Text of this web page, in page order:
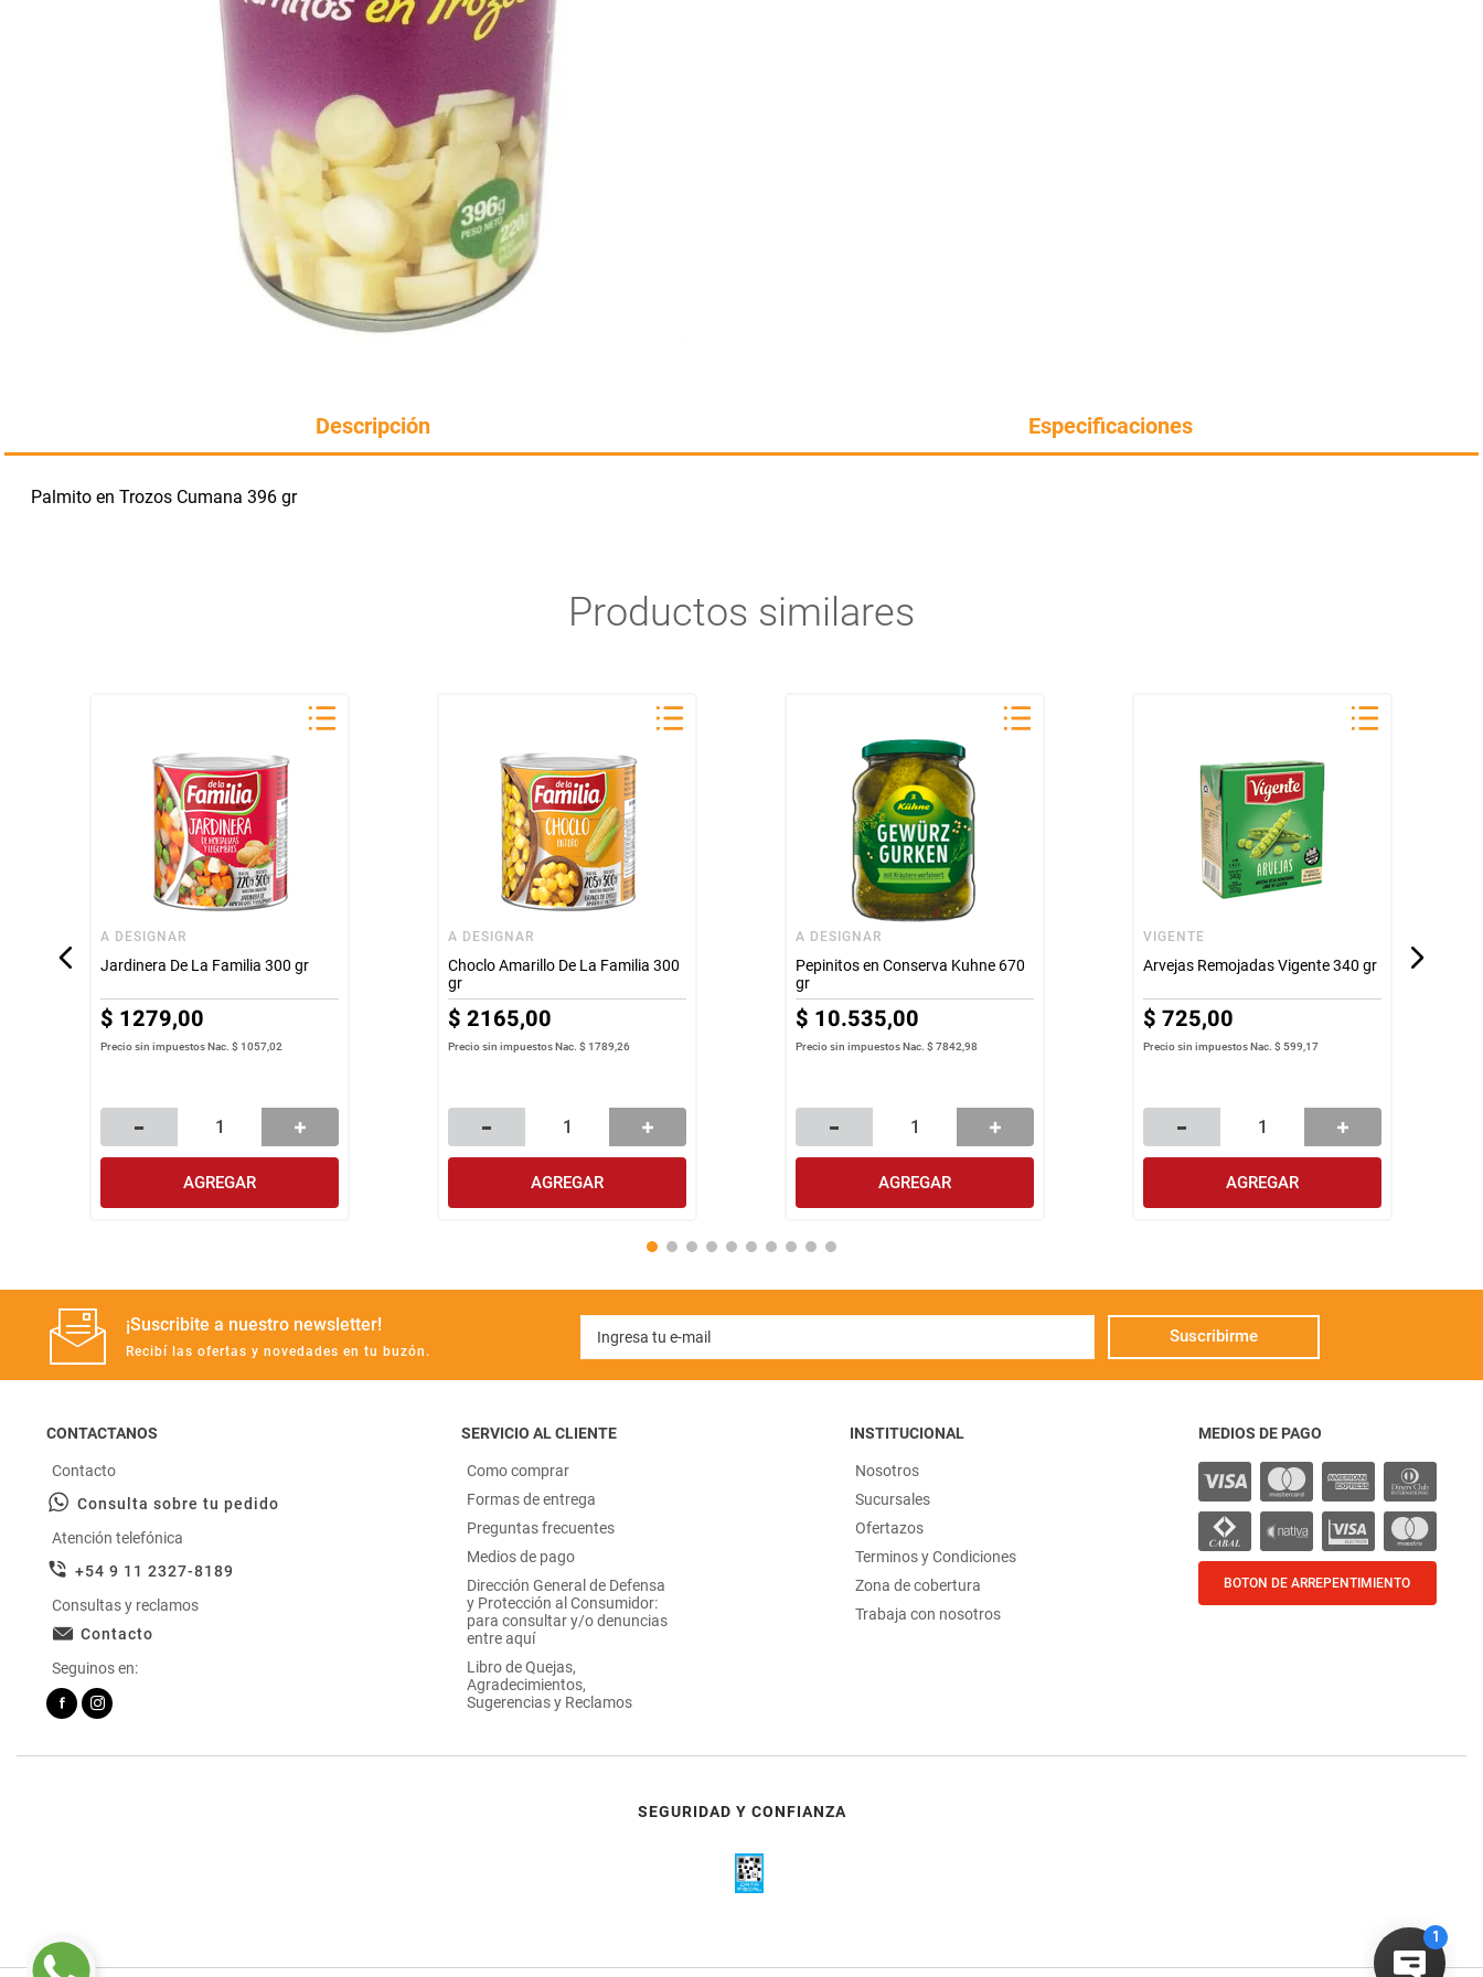
Descripción Especificaciones
Palmito en Trozos Cumana 396 gr
Productos similares
A DESIGNAR
Jardinera De La Familia 300 gr
$ 1279,00
Precio sin impuestos Nac.$ 1057,02
AGREGAR
A DESIGNAR
Choclo Amarillo De La Familia 300
gr
$ 2165,00
Precio sin impuestos Nac.$ 1789,26
AGREGAR
A DESIGNAR
Pepinitos en Conserva Kuhne 670
gr
$ 10.535,00
Precio sin impuestos Nac.$ 7842,98
AGREGAR
VIGENTE
Arvejas Remojadas Vigente 340 gr
$ 725,00
Precio sin impuestos Nac.$ 599,17
AGREGAR
¡Suscribite a nuestro newsletter!
Recibí las ofertas y novedades en tu buzón.
Suscribirme
CONTACTANOS
Contacto
Consulta sobre tu pedido
Atención telefónica
+54 9 11 2327-8189
Consultas y reclamos
Contacto
Seguinos en:
SERVICIO AL CLIENTE
Como comprar
Formas de entrega
Preguntas frecuentes
Medios de pago
Dirección General de Defensa
y Protección al Consumidor:
para consultar y/o denuncias
entre aquí
Libro de Quejas,
Agradecimientos,
Sugerencias y Reclamos
INSTITUCIONAL
Nosotros
Sucursales
Ofertazos
Terminos y Condiciones
Zona de cobertura
Trabaja con nosotros
MEDIOS DE PAGO
BOTON DE ARREPENTIMIENTO
SEGURIDAD Y CONFIANZA
Manteca